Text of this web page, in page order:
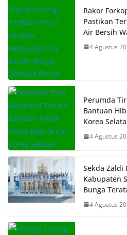
Rakor
Pastikan
Air Bersih
4 Agustus
Perumda
Bantuan
Korea
4 Agustus
Sekda Zaldi
Kabupaten
Bunga
4 Agustus